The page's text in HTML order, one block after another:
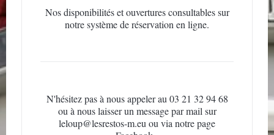
Nos disponibilités et ouvertures consultables sur
notre système de réservation en ligne.
N'hésitez pas à nous appeler au 03 21 32 94 68
ou à nous laisser un message par mail sur
leloup@lesrestos-m.eu ou via notre page